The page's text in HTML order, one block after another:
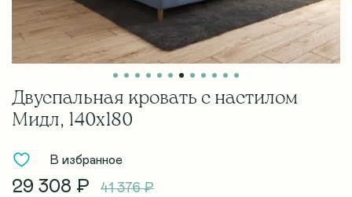
Двуспальная кровать с настилом
Мидл, 140х180
В избранное
29 308 ₽ 41 376 ₽